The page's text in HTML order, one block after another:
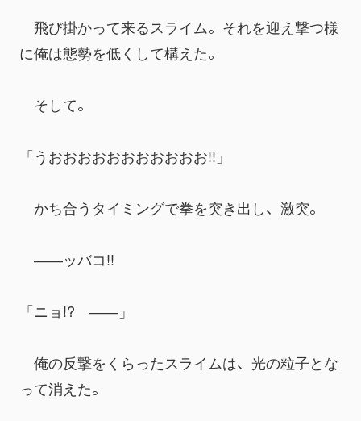
飛び掛かって来るスライム。それを迎え撃つ様
に俺は態勢を低くして構えた。
そして。
「うおおおおおおおおおおお!!」
かち合うタイミングで拳を突き出し、激突。
――ッバコ!!
「ニョ!?　――」
俺の反撃をくらったスライムは、光の粒子とな
って消えた。